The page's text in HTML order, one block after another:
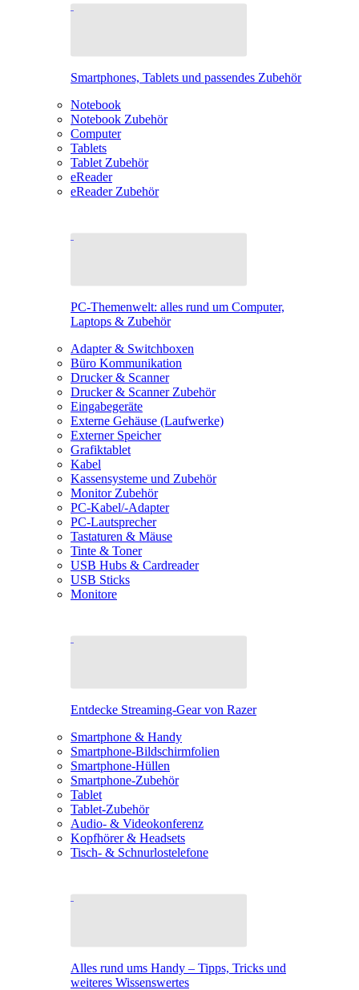
Smartphones, Tablets und passendes Zubehör
Notebook
Notebook Zubehör
Computer
Tablets
Tablet Zubehör
eReader
eReader Zubehör
PC-Themenwelt: alles rund um Computer,
Laptops & Zubehör
Adapter & Switchboxen
Büro Kommunikation
Drucker & Scanner
Drucker & Scanner Zubehör
Eingabegeräte
Externe Gehäuse (Laufwerke)
Externer Speicher
Grafiktablet
Kabel
Kassensysteme und Zubehör
Monitor Zubehör
PC-Kabel/-Adapter
PC-Lautsprecher
Tastaturen & Mäuse
Tinte & Toner
USB Hubs & Cardreader
USB Sticks
Monitore
Entdecke Streaming-Gear von Razer
Smartphone & Handy
Smartphone-Bildschirmfolien
Smartphone-Hüllen
Smartphone-Zubehör
Tablet
Tablet-Zubehör
Audio- & Videokonferenz
Kopfhörer & Headsets
Tisch- & Schnurlostelefone
Alles rund ums Handy – Tipps, Tricks und
weiteres Wissenswertes